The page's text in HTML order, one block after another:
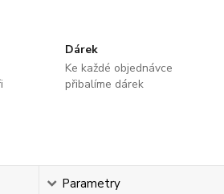
Dárek
Ke každé objednávce
přibalíme dárek
Parametry